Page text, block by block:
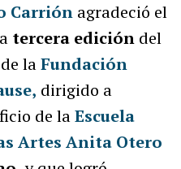
Carrión agradeció el
tercera edición del
de laFundación
dirigido a
de laEscuela
Artes Anita Otero